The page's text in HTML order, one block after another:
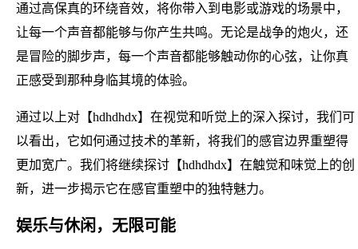
通过高保真的环绕音效，将你带入到电影或游戏的场景中，
让每一个声音都能够与你产生共鸣。无论是战争的炮火，还
是冒险的脚步声，每一个声音都能够触动你的心弦，让你真
正感受到那种身临其境的体验。
通过以上对【hdhdhdx】在视觉和听觉上的深入探讨，我们可
以看出，它如何通过技术的革新，将我们的感官边界重塑得
更加宽广。我们将继续探讨【hdhdhdx】在触觉和味觉上的创
新，进一步揭示它在感官重塑中的独特魅力。
娱乐与休闲，无限可能